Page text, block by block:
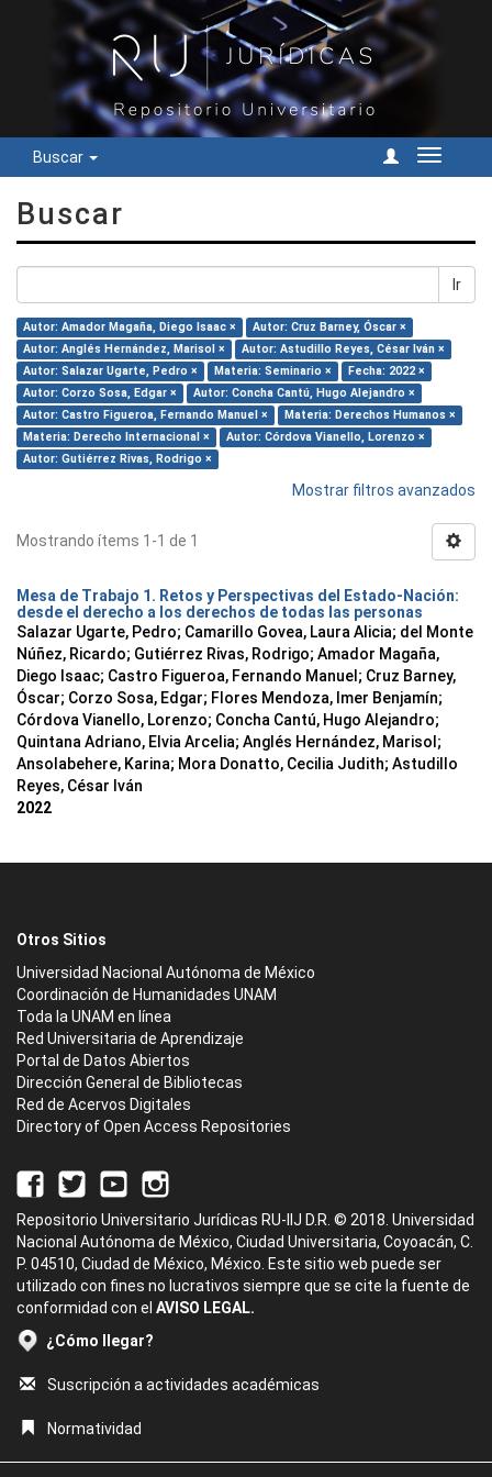
Buscar
Cambiar
Buscar
Ir
Autor: Amador Magaña, Diego Isaac ×
Autor: Cruz Barney, Óscar ×
Autor: Anglés Hernández, Marisol ×
Autor: Astudillo Reyes, César Iván ×
Autor: Salazar Ugarte, Pedro ×
Materia: Seminario ×
Fecha: 2022 ×
Autor: Corzo Sosa, Edgar ×
Autor: Concha Cantú, Hugo Alejandro ×
Autor: Castro Figueroa, Fernando Manuel ×
Materia: Derechos Humanos ×
Materia: Derecho Internacional ×
Autor: Córdova Vianello, Lorenzo ×
Autor: Gutiérrez Rivas, Rodrigo ×
Mostrar filtros avanzados
Mostrando ítems 1-1 de 1
Mesa de Trabajo 1. Retos y Perspectivas del Estado-Nación:
desde el derecho a los derechos de todas las personas
Salazar Ugarte, Pedro; Camarillo Govea, Laura Alicia; del Monte
Núñez, Ricardo; Gutiérrez Rivas, Rodrigo; Amador Magaña,
Diego Isaac; Castro Figueroa, Fernando Manuel ; Cruz Barney,
Óscar; Corzo Sosa, Edgar; Flores Mendoza, Imer Benjamín;
Córdova Vianello, Lorenzo; Concha Cantú, Hugo Alejandro;
Quintana Adriano, Elvia Arcelia; Anglés Hernández, Marisol ;
Ansolabehere, Karina; Mora Donatto, Cecilia Judith; Astudillo
Reyes, César Iván
2022
Otros Sitios
Universidad Nacional Autónoma de México
Coordinación de Humanidades UNAM
Toda la UNAM en línea
Red Universitaria de Aprendizaje
Portal de Datos Abiertos
Dirección General de Bibliotecas
Red de Acervos Digitales
Directory of Open Access Repositories
Repositorio Universitario Jurídicas RU-IIJ D.R. © 2018. Universidad
Nacional Autónoma de México, Ciudad Universitaria, Coyoacán, C.
P. 04510, Ciudad de México, México. Este sitio web puede ser
utilizado con fines no lucrativos siempre que se cite la fuente de
conformidad con el AVISO LEGAL.
¿Cómo llegar?
Suscripción a actividades académicas
Normatividad